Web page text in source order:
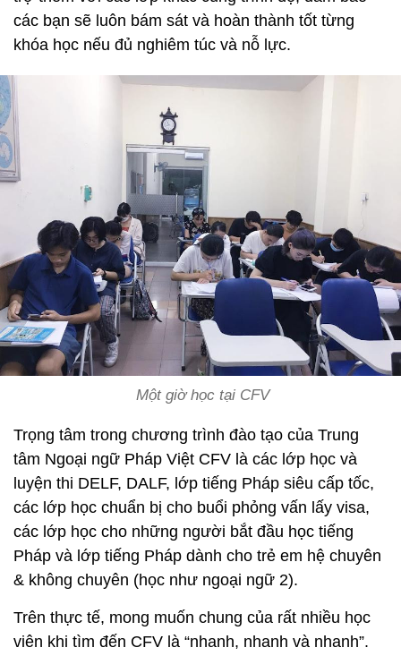
các bạn sẽ luôn bám sát và hoàn thành tốt từng
khóa học nếu đủ nghiêm túc và nỗ lực.
Một giờ học tại CFV
Trọng tâm trong chương trình đào tạo của Trung
tâm Ngoại ngữ Pháp Việt CFV là các lớp học và
luyện thi DELF, DALF, lớp tiếng Pháp siêu cấp tốc,
các lớp học chuẩn bị cho buổi phỏng vấn lấy visa,
các lớp học cho những người bắt đầu học tiếng
Pháp và lớp tiếng Pháp dành cho trẻ em hệ chuyên
& không chuyên (học như ngoại ngữ 2).
Trên thực tế, mong muốn chung của rất nhiều học
viên khi tìm đến CFV là “nhanh, nhanh và nhanh”.